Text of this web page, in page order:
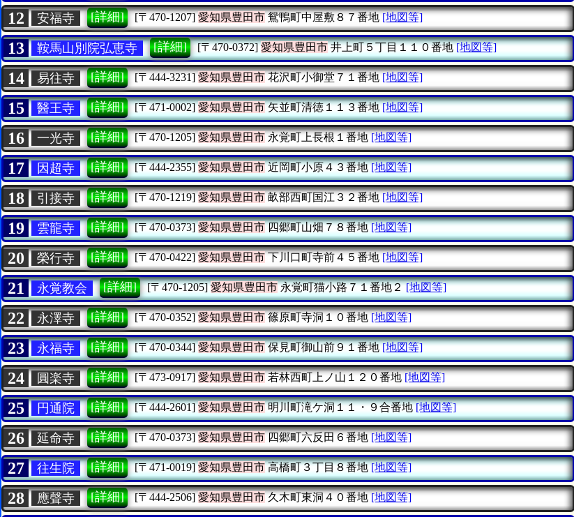
12 安福寺 [詳細] [〒470-1207] 愛知県豊田市鴛鴨町中屋敷８７番地 [地図等]
13 鞍馬山別院弘恵寺 [詳細] [〒470-0372] 愛知県豊田市井上町５丁目１１０番地 [地図等]
14 易往寺 [詳細] [〒444-3231] 愛知県豊田市花沢町小御堂７１番地 [地図等]
15 醫王寺 [詳細] [〒471-0002] 愛知県豊田市矢並町清徳１１３番地 [地図等]
16 一光寺 [詳細] [〒470-1205] 愛知県豊田市永覚町上長根１番地 [地図等]
17 因超寺 [詳細] [〒444-2355] 愛知県豊田市近岡町小原４３番地 [地図等]
18 引接寺 [詳細] [〒470-1219] 愛知県豊田市畝部西町国江３２番地 [地図等]
19 雲龍寺 [詳細] [〒470-0373] 愛知県豊田市四郷町山畑７８番地 [地図等]
20 榮行寺 [詳細] [〒470-0422] 愛知県豊田市下川口町寺前４５番地 [地図等]
21 永覚教会 [詳細] [〒470-1205] 愛知県豊田市永覚町猫小路７１番地２ [地図等]
22 永澤寺 [詳細] [〒470-0352] 愛知県豊田市篠原町寺洞１０番地 [地図等]
23 永福寺 [詳細] [〒470-0344] 愛知県豊田市保見町御山前９１番地 [地図等]
24 圓楽寺 [詳細] [〒473-0917] 愛知県豊田市若林西町上ノ山１２０番地 [地図等]
25 円通院 [詳細] [〒444-2601] 愛知県豊田市明川町滝ケ洞１１・９合番地 [地図等]
26 延命寺 [詳細] [〒470-0373] 愛知県豊田市四郷町六反田６番地 [地図等]
27 往生院 [詳細] [〒471-0019] 愛知県豊田市高橋町３丁目８番地 [地図等]
28 應聲寺 [詳細] [〒444-2506] 愛知県豊田市久木町東洞４０番地 [地図等]